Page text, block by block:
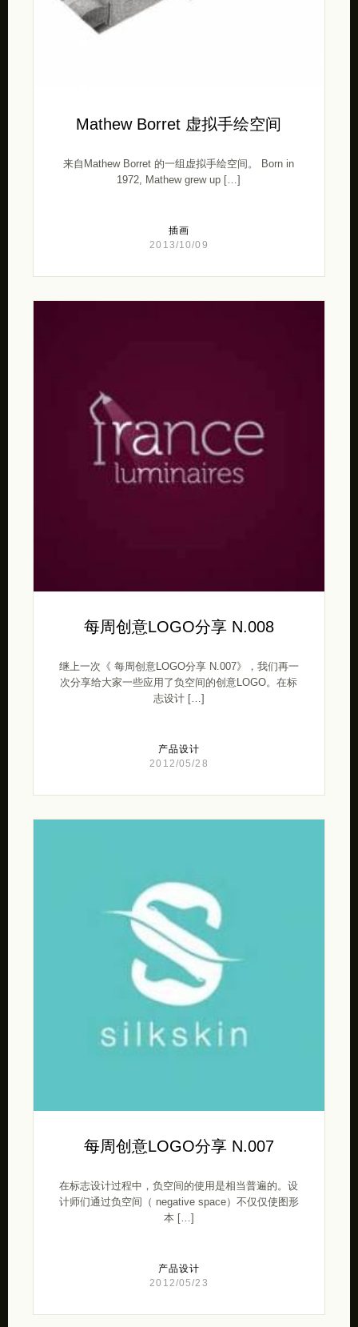
Mathew Borret 虚拟手绘空间
来自Mathew Borret 的一组虚拟手绘空间。 Born in
1972, Mathew grew up […]
插画
2013/10/09
每周创意LOGO分享 N.008
继上一次《 每周创意LOGO分享 N.007》，我们再一
次分享给大家一些应用了负空间的创意LOGO。在标
志设计 […]
产品设计
2012/05/28
每周创意LOGO分享 N.007
在标志设计过程中，负空间的使用是相当普遍的。设
计师们通过负空间（ negative space）不仅仅使图形
本 […]
产品设计
2012/05/23